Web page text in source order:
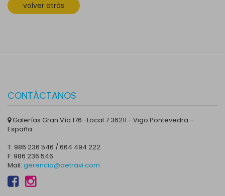
volver atrás
CONTÁCTANOS
Galerías Gran Vía 176 -Local 7 36211 - Vigo Pontevedra -
España
T: 986 236 546 / 664 494 222
F: 986 236 546
Mail: gerencia@aetravi.com